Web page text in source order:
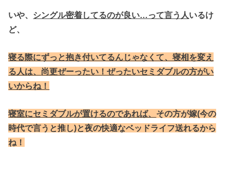
いや、 シングル密着してるのが良い…って言う人いるけ
ど、
寝る際にずっと抱き付いてるんじゃなくて、寝相を変え
る人は、 尚更ぜーったい！ぜったいセミダブルの方がい
いからね！
寝室にセミダブルが置けるのであれば、 その方が嫁(今の
時代で言うと推し)と夜の快適なベッドライフ送れるから
ね！